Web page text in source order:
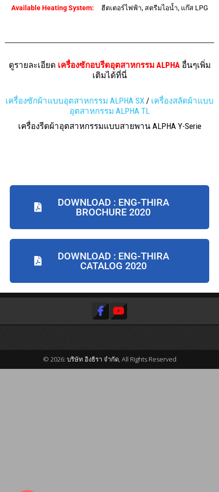
Available Heating System: ฮีตเตอร์ไฟฟ้า, สตรีมไอน้ำ, แก๊ส LPG
ดูรายละเอียด เครื่องซักอบรีดอุตสาหกรรม ALPHAอื่นๆเพิ่ม
เติมได้ที่นี่
เครื่องซักผ้าแบบอุตสาหกรรม ALPHA SX / เครื่องสลัดผ้าแบบ
อุตสาหกรรม ALPHA TL
เครื่องรีดผ้าอุตสาหกรรมแบบสายพาน ALPHA Y-Serie
DOWNLOAD : ENG-THIRA
BROCHURE 2020
DOWNLOAD : ENG-THIRA
CATALOG 2020
© 2026: บริษัท อิงธิรา จำกัด, All Rights Reserved